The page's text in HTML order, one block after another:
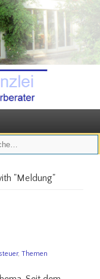
Hertlein
"Meldung"
, Themen